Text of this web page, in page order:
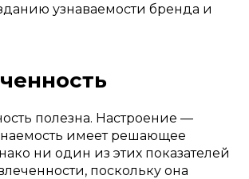
узнаваемости бренда и
полезна. Настроение —
имеет решающее
ни один из этих показателей
поскольку она